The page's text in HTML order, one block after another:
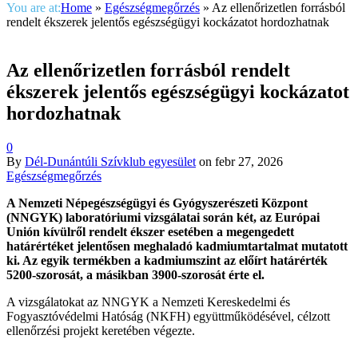
You are at:Home » Egészségmegőrzés » Az ellenőrizetlen forrásból
rendelt ékszerek jelentős egészségügyi kockázatot hordozhatnak
Az ellenőrizetlen forrásból rendelt
ékszerek jelentős egészségügyi kockázatot
hordozhatnak
0
By Dél-Dunántúli Szívklub egyesület on febr 27, 2026
Egészségmegőrzés
A Nemzeti Népegészségügyi és Gyógyszerészeti Központ
(NNGYK) laboratóriumi vizsgálatai során két, az Európai
Unión kívülről rendelt ékszer esetében a megengedett
határértéket jelentősen meghaladó kadmiumtartalmat mutatott
ki. Az egyik termékben a kadmiumszint az előírt határérték
5200-szorosát, a másikban 3900-szorosát érte el.
A vizsgálatokat az NNGYK a Nemzeti Kereskedelmi és
Fogyasztóvédelmi Hatóság (NKFH) együttműködésével, célzott
ellenőrzési projekt keretében végezte.